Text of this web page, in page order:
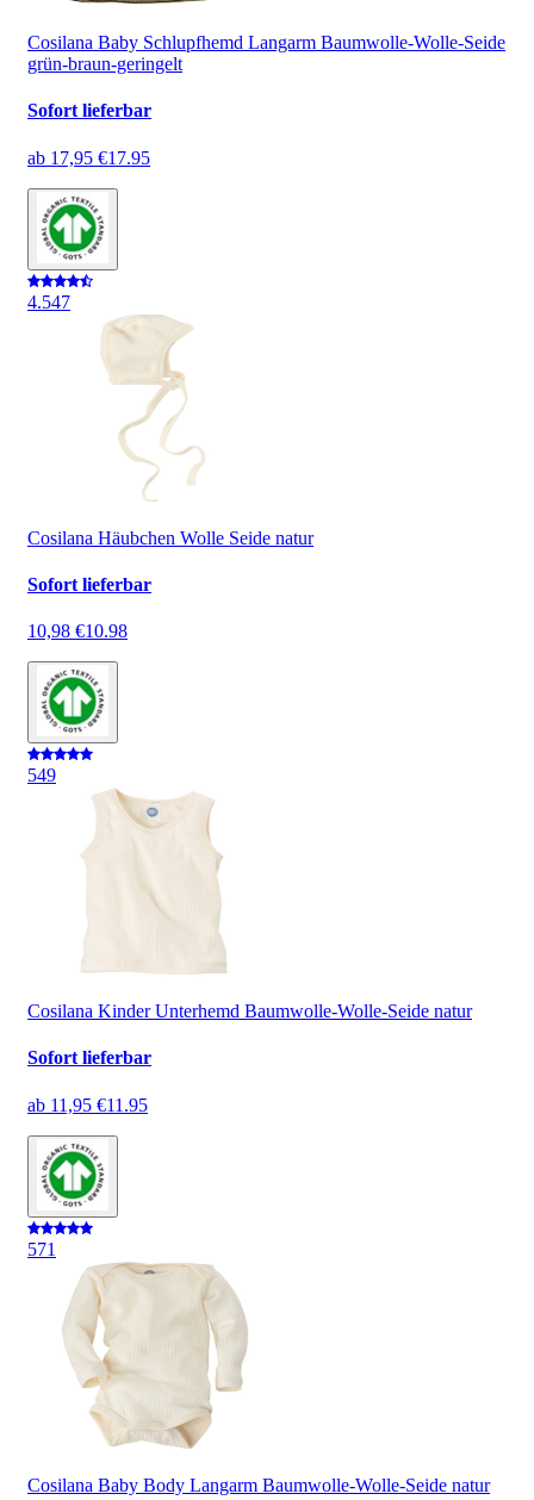
Cosilana Baby Schlupfhemd Langarm Baumwolle-Wolle-Seide
grün-braun-geringelt
Sofort lieferbar
ab 17,95 €17.95
4.547
Cosilana Häubchen Wolle Seide natur
Sofort lieferbar
10,98 €10.98
549
Cosilana Kinder Unterhemd Baumwolle-Wolle-Seide natur
Sofort lieferbar
ab 11,95 €11.95
571
Cosilana Baby Body Langarm Baumwolle-Wolle-Seide natur